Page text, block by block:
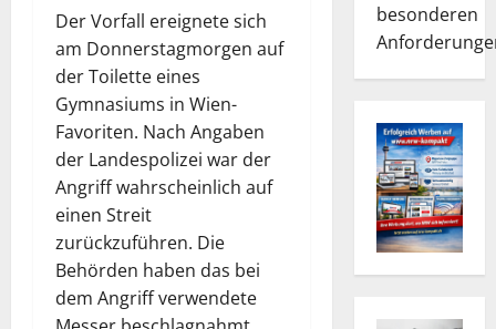
Der Vorfall ereignete sich
am Donnerstagmorgen auf
der Toilette eines
Gymnasiums in Wien-
Favoriten. Nach Angaben
der Landespolizei war der
Angriff wahrscheinlich auf
einen Streit
zurückzuführen. Die
Behörden haben das bei
dem Angriff verwendete
besonderen